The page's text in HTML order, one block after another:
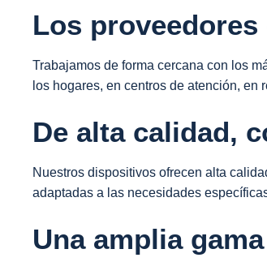
Los
Trabajamos de forma cercana con los
los hogares, en centros de atención, en
De alta calidad,
Nuestros dispositivos ofrecen alta
adaptadas a las necesidades
Una amplia